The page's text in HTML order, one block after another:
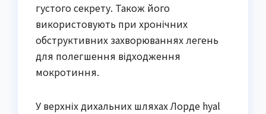
густого секрету. Також його
використовують при хронічних
обструктивних захворюваннях легень
для полегшення відходження
мокротиння.
У верхніх дихальних шляхах Лорде hyal